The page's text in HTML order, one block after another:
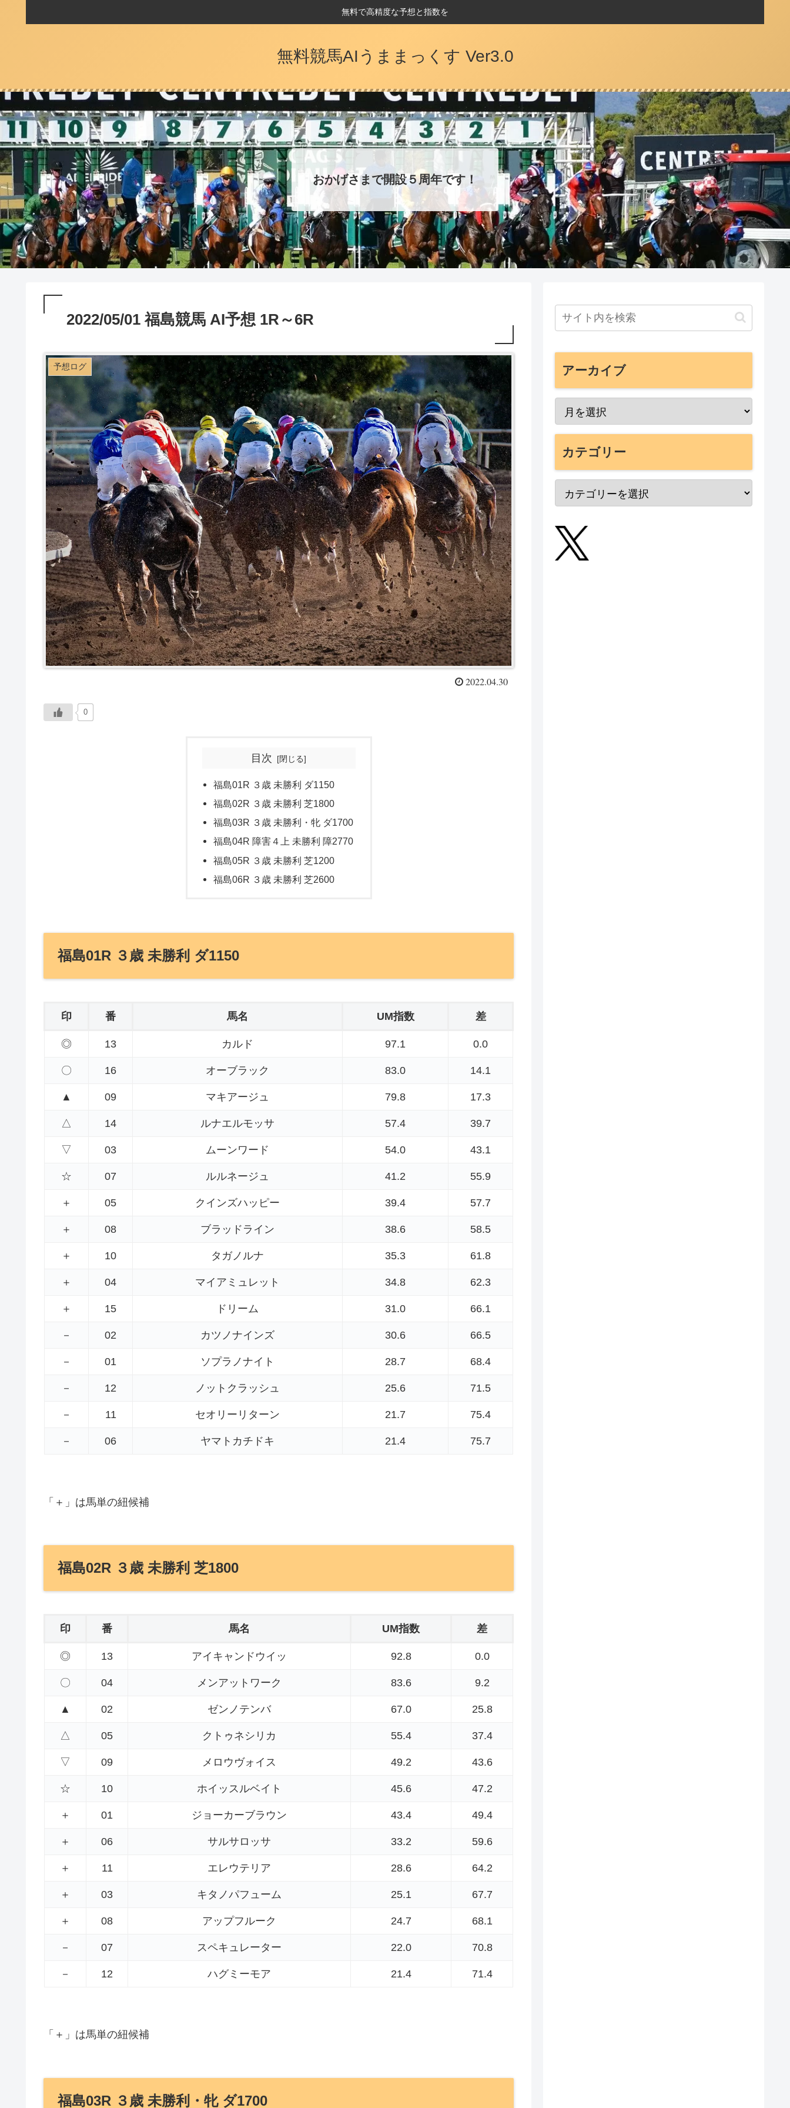
無料で高精度な予想と指数を
無料競馬AIうままっくす Ver3.0
おかげさまで開設５周年です！
2022/05/01 福島競馬 AI予想 1R～6R
予想ログ
2022.04.30
0
目次
福島01R ３歳 未勝利 ダ1150
福島02R ３歳 未勝利 芝1800
福島03R ３歳 未勝利・牝 ダ1700
福島04R 障害４上 未勝利 障2770
福島05R ３歳 未勝利 芝1200
福島06R ３歳 未勝利 芝2600
福島01R ３歳 未勝利 ダ1150
印 番 馬名 UM指数 差
◎ 13 カルド 97.1 0.0
〇 16 オーブラック 83.0 14.1
▲ 09 マキアージュ 79.8 17.3
△ 14 ルナエルモッサ 57.4 39.7
▽ 03 ムーンワード 54.0 43.1
☆ 07 ルルネージュ 41.2 55.9
＋ 05 クインズハッピー 39.4 57.7
＋ 08 ブラッドライン 38.6 58.5
＋ 10 タガノルナ 35.3 61.8
＋ 04 マイアミュレット 34.8 62.3
＋ 15 ドリーム 31.0 66.1
－ 02 カツノナインズ 30.6 66.5
－ 01 ソプラノナイト 28.7 68.4
－ 12 ノットクラッシュ 25.6 71.5
－ 11 セオリーリターン 21.7 75.4
－ 06 ヤマトカチドキ 21.4 75.7
「＋」は馬単の紐候補
福島02R ３歳 未勝利 芝1800
印 番 馬名 UM指数 差
◎ 13 アイキャンドウイッ 92.8 0.0
〇 04 メンアットワーク 83.6 9.2
▲ 02 ゼンノテンバ 67.0 25.8
△ 05 クトゥネシリカ 55.4 37.4
▽ 09 メロウヴォイス 49.2 43.6
☆ 10 ホイッスルベイト 45.6 47.2
＋ 01 ジョーカーブラウン 43.4 49.4
＋ 06 サルサロッサ 33.2 59.6
＋ 11 エレウテリア 28.6 64.2
＋ 03 キタノパフューム 25.1 67.7
＋ 08 アップフルーク 24.7 68.1
－ 07 スペキュレーター 22.0 70.8
－ 12 ハグミーモア 21.4 71.4
「＋」は馬単の紐候補
福島03R ３歳 未勝利・牝 ダ1700
アーカイブ
カテゴリー